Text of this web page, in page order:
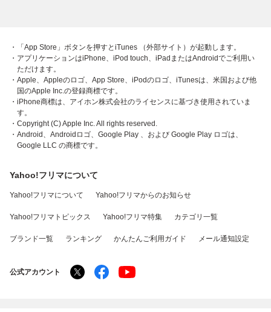
・「App Store」ボタンを押すとiTunes （外部サイト）が起動します。
・アプリケーションはiPhone、iPod touch、iPadまたはAndroidでご利用い
ただけます。
・Apple、Appleのロゴ、App Store、iPodのロゴ、iTunesは、米国および他
国のApple Inc.の登録商標です。
・iPhone商標は、アイホン株式会社のライセンスに基づき使用されていま
す。
・Copyright (C) Apple Inc. All rights reserved.
・Android、Androidロゴ、Google Play 、および Google Play ロゴは、
Google LLC の商標です。
Yahoo!フリマについて
Yahoo!フリマについて Yahoo!フリマからのお知らせ
Yahoo!フリマトピックス Yahoo!フリマ特集 カテゴリ一覧
ブランド一覧 ランキング かんたんご利用ガイド メール通知設定
公式アカウント